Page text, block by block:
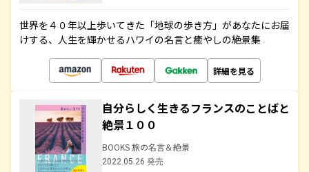
世界を４０年以上歩いてきた「地球の歩き方」があなたにお届
けする、人生を輝かせるハワイの名言と癒やしの絶景集
詳細を見る
自分らしく生きるフランスのことばと
絶景１００
BOOKS 旅の名言＆絶景
2022.05.26 発売